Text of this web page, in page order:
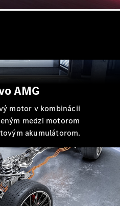
AMG
motor v kombinácii
medzi motorom
akumulátorom.